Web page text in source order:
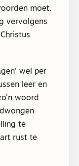
moet.
vervolgens
wel per
leer en
woord
te
rust te